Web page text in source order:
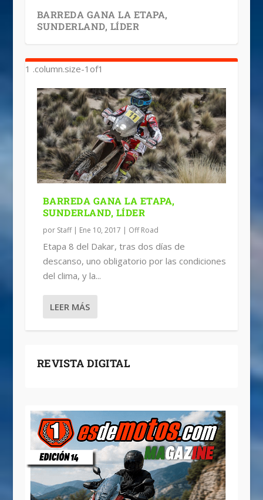
BARREDA GANA LA ETAPA,
SUNDERLAND, LÍDER
BARREDA GANA LA ETAPA,
SUNDERLAND, LÍDER
por Staff| Ene 10, 2017 | Off Road
Etapa 8 del Dakar, tras dos días de
descanso, uno obligatorio por las condiciones
del clima, y la...
LEER MÁS
REVISTA DIGITAL